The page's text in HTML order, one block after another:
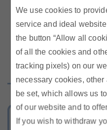
We use cookies to
service and ideal
the button “Allow all
of all the cookies and
tracking pixels) on our
necessary cookies,
be set, which allows us
of our website and to
If you wish to withdraw
Download: (1.445 kB)
Letztes update: 9 /